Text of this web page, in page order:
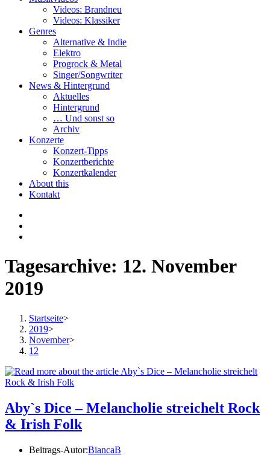
Videos: Brandneu
Videos: Klassiker
Genres
Alternative & Indie
Elektro
Progrock & Metal
Singer/Songwriter
News & Hintergrund
Aktuelles
Hintergrund
… Und sonst so
Archiv
Konzerte
Konzert-Tipps
Konzertberichte
Konzertkalender
About this
Kontakt
Tagesarchive: 12. November
2019
Startseite>
2019>
November>
12
Aby`s Dice – Melancholie streichelt Rock
& Irish Folk
Beitrags-Autor:BiancaB